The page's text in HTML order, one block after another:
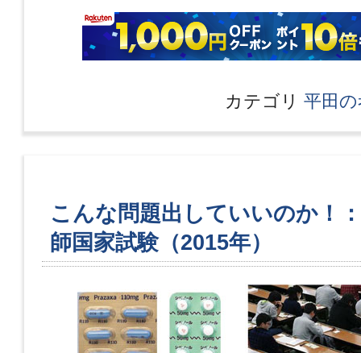
カテゴリ 平田
こんな問題出していいのか！
師国家試験（2015年）